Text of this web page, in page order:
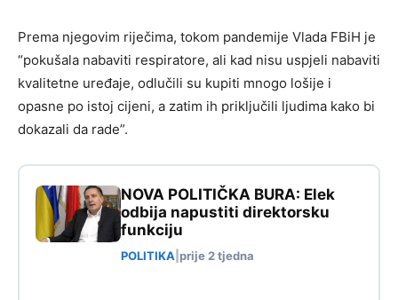
Prema njegovim riječima, tokom pandemije Vlada FBiH je
“pokušala nabaviti respiratore, ali kad nisu uspjeli nabaviti
kvalitetne uređaje, odlučili su kupiti mnogo lošije i
opasne po istoj cijeni, a zatim ih priključili ljudima kako bi
dokazali da rade”.
NOVA POLITIČKA BURA: Elek
odbija napustiti direktorsku
funkciju
POLITIKA prije 2 tjedna